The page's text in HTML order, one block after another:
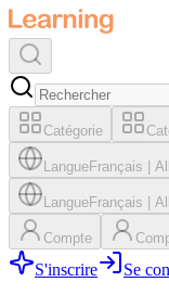
Catégorie
LangueFrançais
LangueFrançais
Compte
S'inscrire Se